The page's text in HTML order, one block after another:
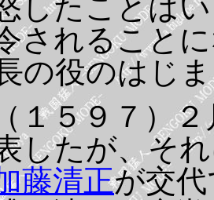
したことは
されること
の役のはじ
１５９７）
したが、そ
藤清正が交